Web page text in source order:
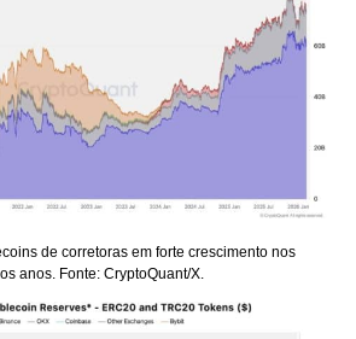
de corretoras em forte crescimento nos
anos. Fonte: CryptoQuant/X.